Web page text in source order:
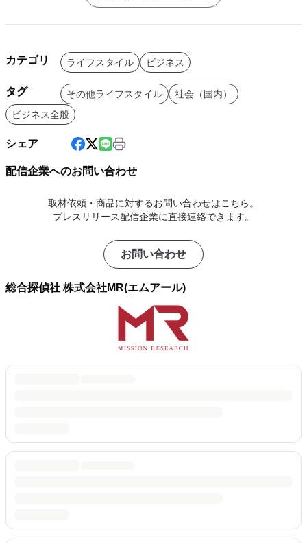
カテゴリ ライフスタイル ビジネス
タグ その他ライフスタイル
社会（国内）
ビジネス全般
シェア
配信企業へのお問い合わせ
取材依頼・商品に対するお問い合わせはこちら。
プレスリリース配信企業に直接連絡できます。
お問い合わせ
総合探偵社 株式会社MR(エムアール)